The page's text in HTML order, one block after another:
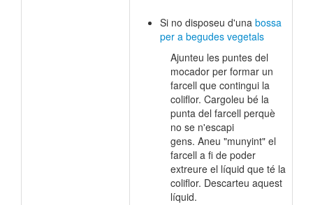
​Si no disposeu d'una bossa
per a begudes vegetals
Ajunteu les puntes del
mocador per formar un
farcell que contingui la
coliflor. Cargoleu bé la
punta del farcell perquè
no se n'escapi
gens. Aneu "munyint" el
farcell a fi de poder
extreure el líquid que té la
coliflor. Descarteu aquest
líquid.